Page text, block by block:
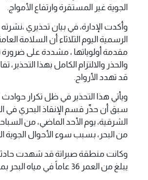
الجوية غير المستقرة وارتفاع الأمواج.
وأكدت الإدارة، في بيان تحذيري
الرسمية اليوم الثلاثاء أن السلامة
مقدمة أولوياتها ، مشددة على
والحذر والالتزام الكامل بهذا التحذير،
قد تهدد الأرواح.
ويأتي هذا التحذير في ظل تكرار
سبق أن حذّر قسم الإنقاذ البحري في
الشرقية، يوم الأحد الماضي، من
من البحر، بسبب سوء الأحوال الجوية
وكانت منطقة صبراتة قد شهدت
يبلغ من العمر 36 عاماً في مياه البحر بمصيف المدينة.